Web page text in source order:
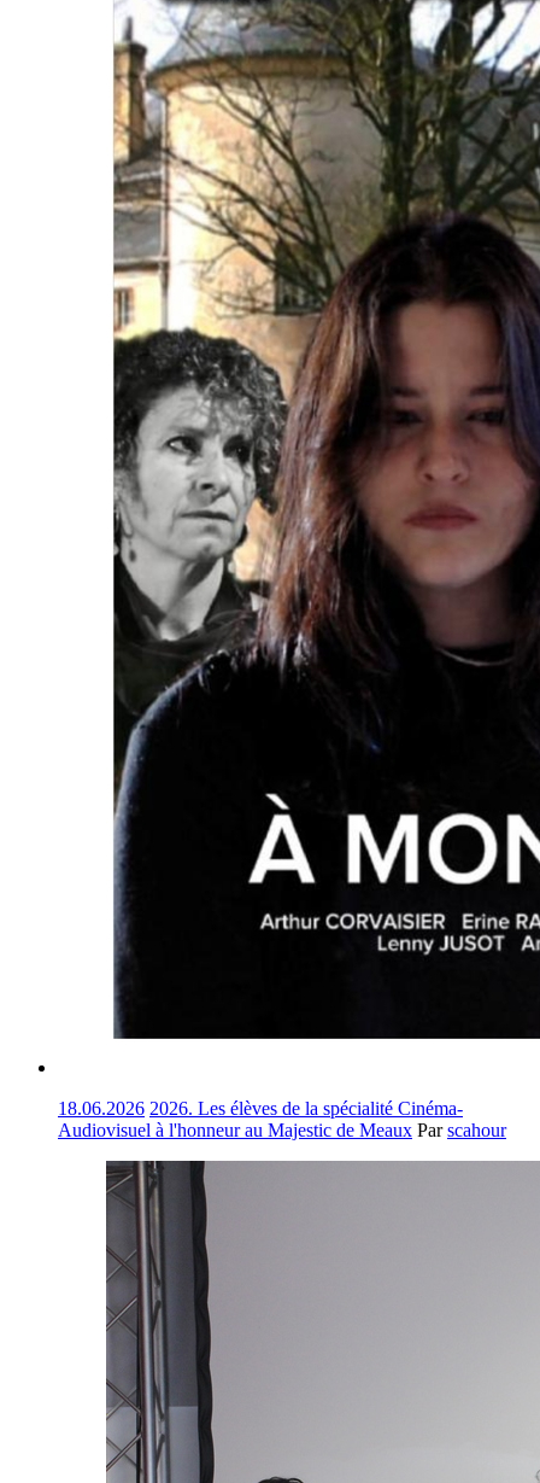
18.06.2026 2026. Les élèves de la spécialité Cinéma-
Audiovisuel à l'honneur au Majestic de Meaux Parscahour